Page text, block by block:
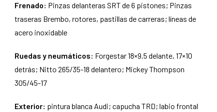
Frenado: Pinzas delanteras SRT de 6 pistones; Pinzas
traseras Brembo, rotores, pastillas de carreras; líneas de
acero inoxidable
Ruedas y neumáticos: Forgestar 18×9.5 delante, 17×10
detrás; Nitto 265/35-18 delantero; Mickey Thompson
305/45-17
Exterior: pintura blanca Audi; capucha TRD; labio frontal